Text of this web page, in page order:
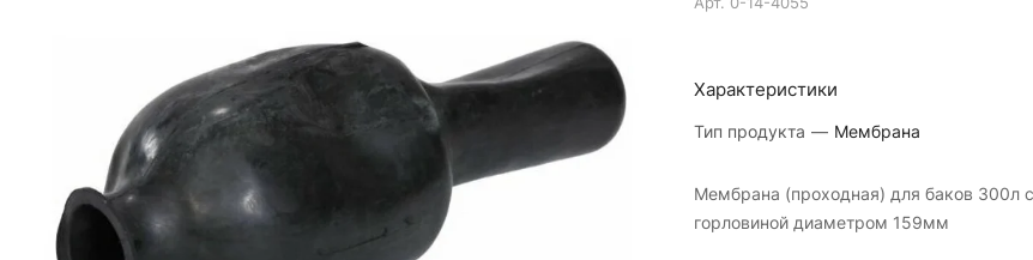
Характеристики
Тип продукта — Мембрана
Мембрана (проходная) для баков 300л с
горловиной диаметром 159мм